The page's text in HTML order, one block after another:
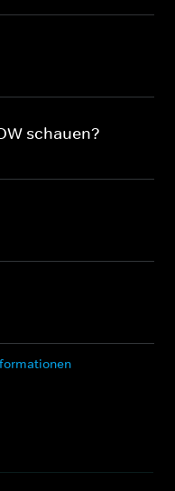
schauen?